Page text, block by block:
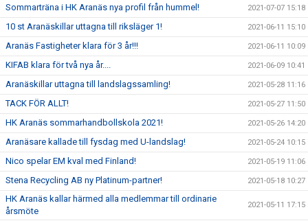
Sommarträna i HK Aranäs nya profil från hummel! 2021-07-07 15:18
10 st Aranäskillar uttagna till riksläger 1! 2021-06-11 15:10
Aranäs Fastigheter klara för 3 år!!! 2021-06-11 10:09
KIFAB klara för två nya år.... 2021-06-09 10:41
Aranäskillar uttagna till landslagssamling! 2021-05-28 11:16
TACK FÖR ALLT! 2021-05-27 11:50
HK Aranäs sommarhandbollskola 2021! 2021-05-26 14:20
Aranäsare kallade till fysdag med U-landslag! 2021-05-24 10:15
Nico spelar EM kval med Finland! 2021-05-19 11:06
Stena Recycling AB ny Platinum-partner! 2021-05-18 10:27
HK Aranäs kallar härmed alla medlemmar till ordinarie
årsmöte
2021-05-11 17:15